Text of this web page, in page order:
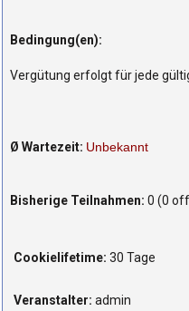
Bedingung(en):
Vergütung erfolgt für jede
Ø Wartezeit: Unbekannt
Bisherige Teilnahmen: 0 (0
Cookielifetime: 30 Tage
Veranstalter: admin